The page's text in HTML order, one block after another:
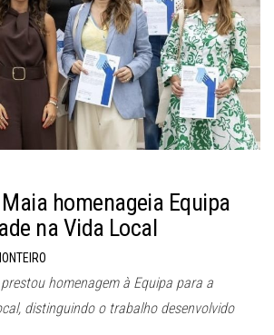
homenageia Equipa
na Vida Local
homenagem à Equipa para a
distinguindo o trabalho desenvolvido